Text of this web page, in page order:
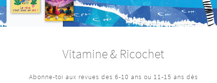
Vitamine & Ricochet
Abonne-toi aux revues des 6-10 ans ou 11-15 ans dès